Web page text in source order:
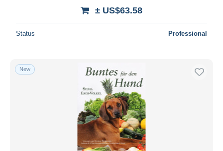
± US$63.58
Status Professional
New